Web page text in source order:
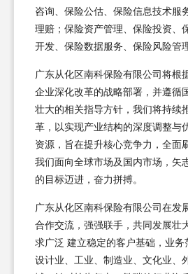
咨询、保险公估、保险信息技术服
理赔；保险资产管理、保险投资、
开发、保险数据服务、保险风险管
广东从化区南科保险有限公司将根
企业深化改革的战略部署，并遵循
壮大的相关指导方针，我们将持续
革，以实现产业结构的深度调整与
资源，旨在提升核心竞争力，全面
我们面向全球市场及国内市场，矢
的目标迈进，奋力拼搏。
广东从化区南科保险有限公司在发
合作交流，强强联手，共同发展壮
求广泛 建立稳定的客户基础，业务
设计业、工业、制造业、文化业、